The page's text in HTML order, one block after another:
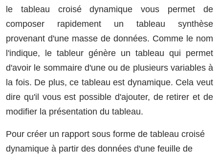
le tableau croisé dynamique vous permet de
composer rapidement un tableau synthèse
provenant d'une masse de données. Comme le nom
l'indique, le tableur génère un tableau qui permet
d'avoir le sommaire d'une ou de plusieurs variables à
la fois. De plus, ce tableau est dynamique. Cela veut
dire qu'il vous est possible d'ajouter, de retirer et de
modifier la présentation du tableau.
Pour créer un rapport sous forme de tableau croisé
dynamique à partir des données d'une feuille de